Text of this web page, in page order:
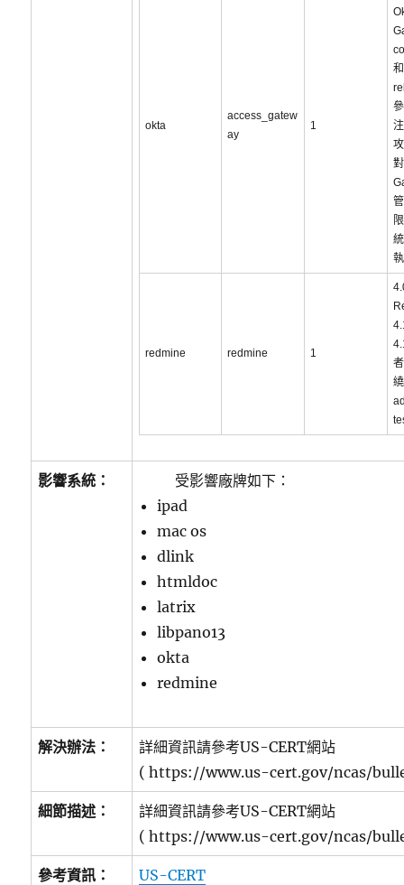
okta
access_gatew
ay
1
和
redmine redmine 1
影響系統：
受影響廠牌如下：
ipad
mac os
dlink
htmldoc
latrix
libpano13
okta
redmine
解決辦法：
詳細資訊請參考US-CERT網站
( https://www.us-cert.gov/ncas/
細節描述：
詳細資訊請參考US-CERT網站
( https://www.us-cert.gov/ncas/
參考資訊： US-CERT